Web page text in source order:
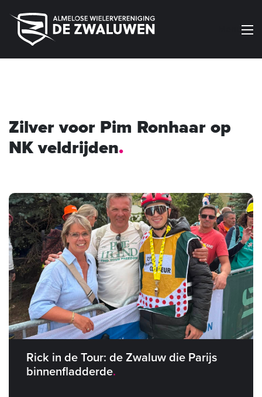
Zilver voor Pim Ronhaar op
NK veldrijden
Rick in de Tour: de Zwaluw die Parijs
binnenfladderde